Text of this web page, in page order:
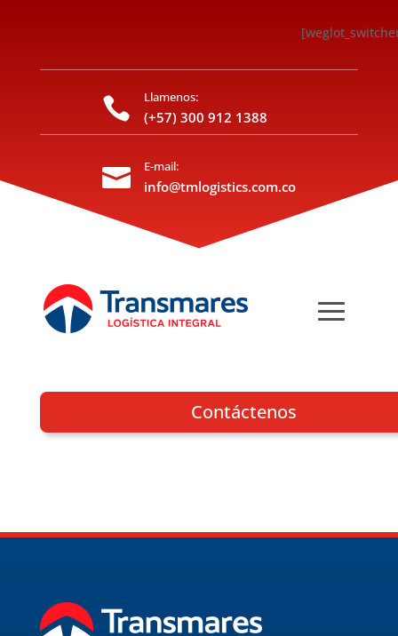
 Llamenos:
(+57) 300 912 1388
 E-mail:
info@tmlogistics.com.co
Contáctenos